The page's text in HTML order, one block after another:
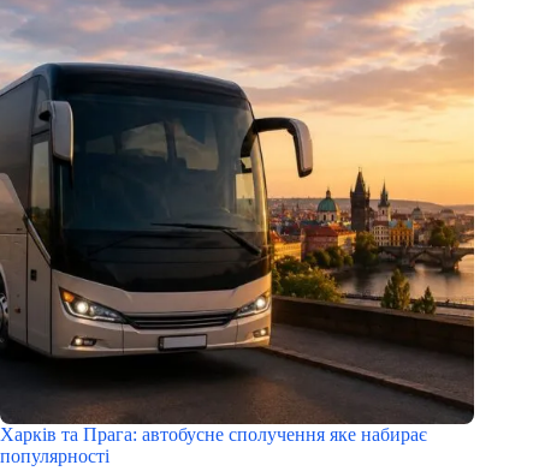
Харків та Прага: автобусне сполучення яке набирає
популярності